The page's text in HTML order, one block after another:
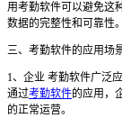
用考勤软件可以避免这
数据的完整性和可靠性。
三、考勤软件的应用场
1、企业 考勤软件广泛
通过考勤软件的应用，
的正常运营。